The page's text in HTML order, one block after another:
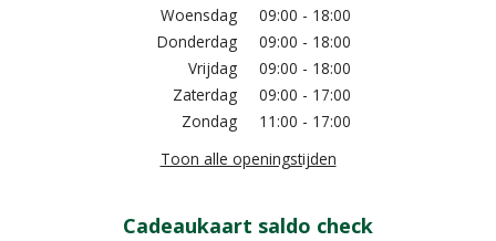
Woensdag
09:00 - 18:00
Donderdag
09:00 - 18:00
Vrijdag
09:00 - 18:00
Zaterdag
09:00 - 17:00
Zondag
11:00 - 17:00
Toon alle openingstijden
Cadeaukaart saldo check